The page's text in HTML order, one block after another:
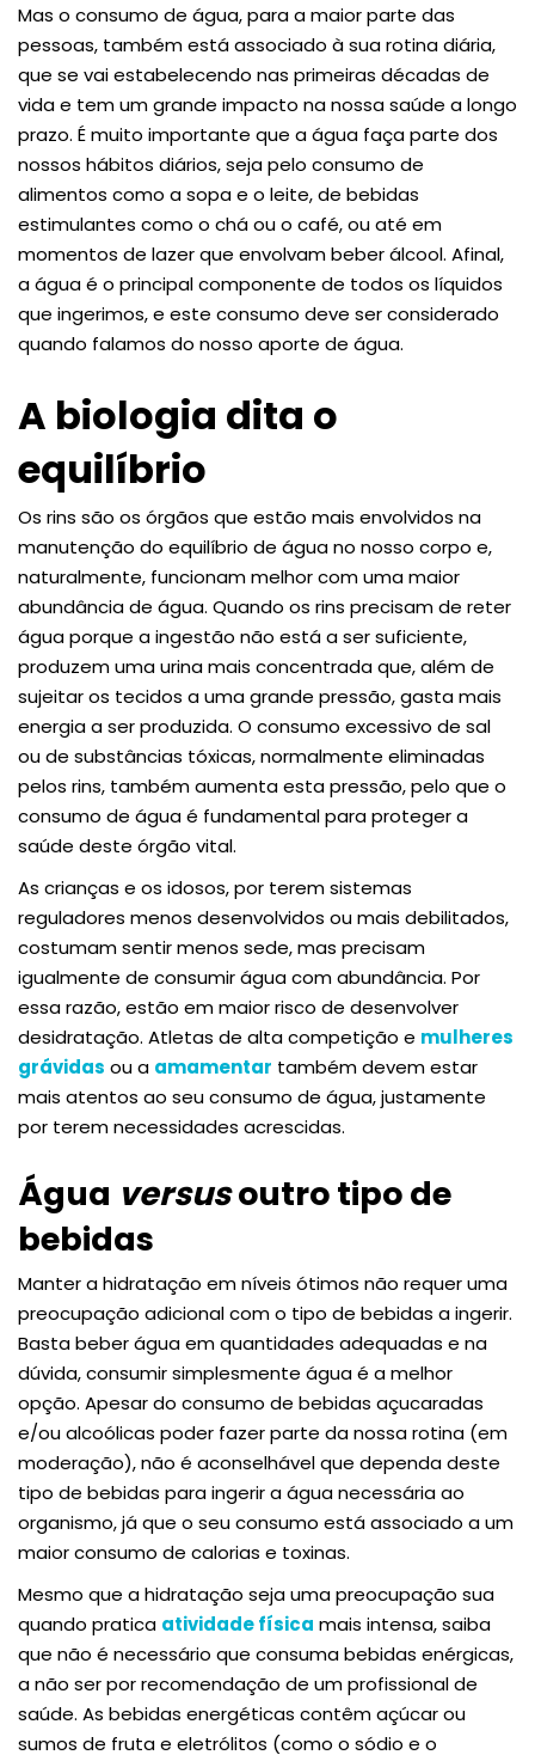
Mas o consumo de água, para a maior parte das
pessoas, também está associado à sua rotina diária,
que se vai estabelecendo nas primeiras décadas de
vida e tem um grande impacto na nossa saúde a longo
prazo. É muito importante que a água faça parte dos
nossos hábitos diários, seja pelo consumo de
alimentos como a sopa e o leite, de bebidas
estimulantes como o chá ou o café, ou até em
momentos de lazer que envolvam beber álcool. Afinal,
a água é o principal componente de todos os líquidos
que ingerimos, e este consumo deve ser considerado
quando falamos do nosso aporte de água.
A biologia dita o
equilíbrio
Os rins são os órgãos que estão mais envolvidos na
manutenção do equilíbrio de água no nosso corpo e,
naturalmente, funcionam melhor com uma maior
abundância de água. Quando os rins precisam de reter
água porque a ingestão não está a ser suficiente,
produzem uma urina mais concentrada que, além de
sujeitar os tecidos a uma grande pressão, gasta mais
energia a ser produzida. O consumo excessivo de sal
ou de substâncias tóxicas, normalmente eliminadas
pelos rins, também aumenta esta pressão, pelo que o
consumo de água é fundamental para proteger a
saúde deste órgão vital.
As crianças e os idosos, por terem sistemas
reguladores menos desenvolvidos ou mais debilitados,
costumam sentir menos sede, mas precisam
igualmente de consumir água com abundância. Por
essa razão, estão em maior risco de desenvolver
desidratação. Atletas de alta competição e mulheres
grávidas ou a amamentar também devem estar
mais atentos ao seu consumo de água, justamente
por terem necessidades acrescidas.
Água versusoutro tipo de
bebidas
Manter a hidratação em níveis ótimos não requer uma
preocupação adicional com o tipo de bebidas a ingerir.
Basta beber água em quantidades adequadas e na
dúvida, consumir simplesmente água é a melhor
opção. Apesar do consumo de bebidas açucaradas
e/ou alcoólicas poder fazer parte da nossa rotina (em
moderação), não é aconselhável que dependa deste
tipo de bebidas para ingerir a água necessária ao
organismo, já que o seu consumo está associado a um
maior consumo de calorias e toxinas.
Mesmo que a hidratação seja uma preocupação sua
quando pratica atividade física mais intensa, saiba
que não é necessário que consuma bebidas enérgicas,
a não ser por recomendação de um profissional de
saúde. As bebidas energéticas contêm açúcar ou
sumos de fruta e eletrólitos (como o sódio e o